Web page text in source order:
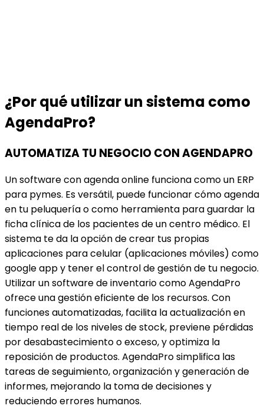
¿Por qué utilizar un sistema como
AgendaPro?
AUTOMATIZA TU NEGOCIO CON AGENDAPRO
Un software con agenda online funciona como un ERP
para pymes. Es versátil, puede funcionar cómo agenda
en tu peluquería o como herramienta para guardar la
ficha clínica de los pacientes de un centro médico. El
sistema te da la opción de crear tus propias
aplicaciones para celular (aplicaciones móviles) como
google app y tener el control de gestión de tu negocio.
Utilizar un software de inventario como AgendaPro
ofrece una gestión eficiente de los recursos. Con
funciones automatizadas, facilita la actualización en
tiempo real de los niveles de stock, previene pérdidas
por desabastecimiento o exceso, y optimiza la
reposición de productos. AgendaPro simplifica las
tareas de seguimiento, organización y generación de
informes, mejorando la toma de decisiones y
reduciendo errores humanos.